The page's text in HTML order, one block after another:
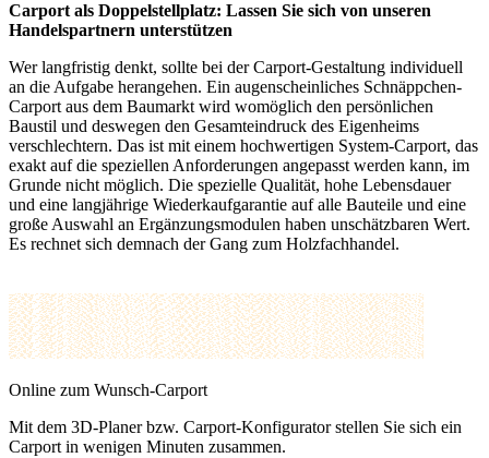
Carport als Doppelstellplatz: Lassen Sie sich von unseren
Handelspartnern unterstützen
Wer langfristig denkt, sollte bei der Carport-Gestaltung individuell
an die Aufgabe herangehen. Ein augenscheinliches Schnäppchen-
Carport aus dem Baumarkt wird womöglich den persönlichen
Baustil und deswegen den Gesamteindruck des Eigenheims
verschlechtern. Das ist mit einem hochwertigen System-Carport, das
exakt auf die speziellen Anforderungen angepasst werden kann, im
Grunde nicht möglich. Die spezielle Qualität, hohe Lebensdauer
und eine langjährige Wiederkaufgarantie auf alle Bauteile und eine
große Auswahl an Ergänzungsmodulen haben unschätzbaren Wert.
Es rechnet sich demnach der Gang zum Holzfachhandel.
Online zum Wunsch-Carport
Mit dem 3D-Planerbzw. Carport-Konfiguratorstellen Sie sich ein
Carport in wenigen Minuten zusammen.